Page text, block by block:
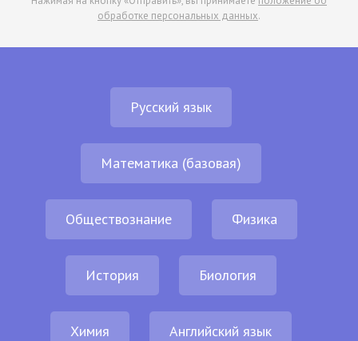
обработке персональных данных.
Русский язык
Математика (базовая)
Обществознание Физика
История Биология
Химия Английский язык